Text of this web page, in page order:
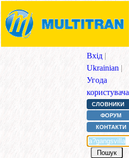
Вхід |
Ukrainian |
Угода
користувача
СЛОВНИКИ
ФОРУМ
КОНТАКТИ